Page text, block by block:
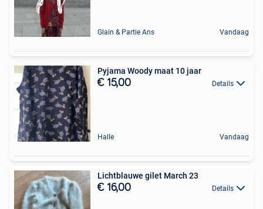
Glain & Partie Ans Vandaag
Pyjama Woody maat 10 jaar
€ 15,00 Details
Halle Vandaag
Lichtblauwe gilet March 23
€ 16,00 Details